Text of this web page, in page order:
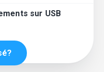
sur USB